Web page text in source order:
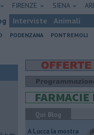
FIRENZE SIENA
Interviste Animali
PODENZANA PONTREMOLI
Qui Blog
A Lucca la mostra